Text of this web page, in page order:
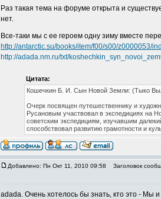
Раз такая тема на форуме открыта и
нет.
Все-таки мы с ее героем одну зиму вместе
http://antarctic.su/books/item/f00/s00/z0000053/
http://adada.nm.ru/txt/
Цитата:
Кошечкин Б. И. Сын Новой Земли: (Тыко
Очерк посвящен путешественнику и
Русановым участвовал в экспедициях на
советским экспедициям, изучавшим
способствовал развитию грамотности и
Добавлено: Пн Окт 11, 2010 09:58 Заголовок
adada. Очень хотелось бы знать, кто это - Мы